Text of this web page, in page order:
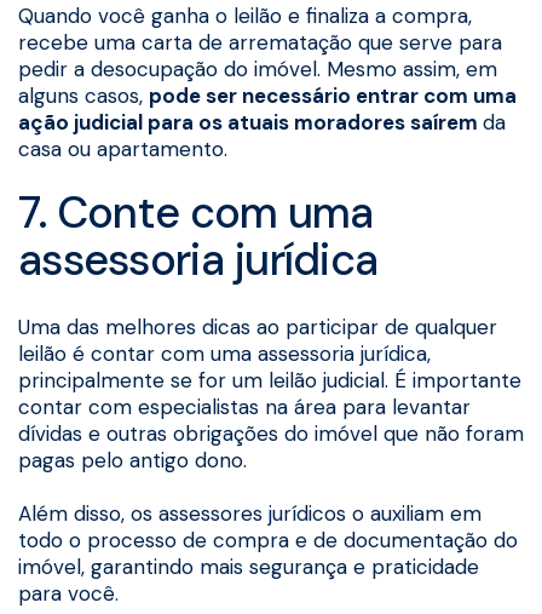
Quando você ganha o leilão e finaliza a compra,
recebe uma carta de arrematação que serve para
pedir a desocupação do imóvel. Mesmo assim, em
alguns casos, pode ser necessário entrar com uma
ação judicial para os atuais moradores saírem da
casa ou apartamento.
7. Conte com uma
assessoria jurídica
Uma das melhores dicas ao participar de qualquer
leilão é contar com uma assessoria jurídica,
principalmente se for um leilão judicial. É importante
contar com especialistas na área para levantar
dívidas e outras obrigações do imóvel que não foram
pagas pelo antigo dono.
Além disso, os assessores jurídicos o auxiliam em
todo o processo de compra e de documentação do
imóvel, garantindo mais segurança e praticidade
para você.